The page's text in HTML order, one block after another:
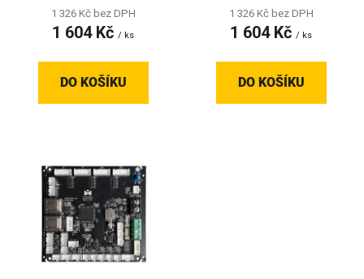
1 326 Kč bez DPH
1 604 Kč / ks
DO KOŠÍKU
1 326 Kč bez DPH
1 604 Kč / ks
DO KOŠÍKU